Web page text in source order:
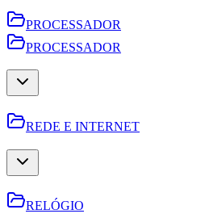
PROCESSADOR
PROCESSADOR
REDE E INTERNET
RELÓGIO